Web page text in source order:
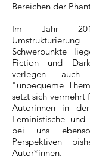
Bereichen der
Im Jahr
Schwerpunkte
Fiction und
verlegen auch
"unbequeme
setzt sich vermehrt
Autorinnen in der
Feministische
bei uns
Perspektiven
Autor*innen.​